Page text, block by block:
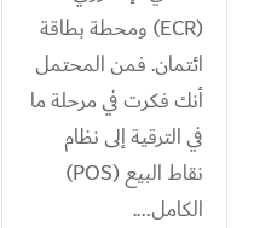
(ECR) ومحطة بطاقة
ائتمان. فمن المحتمل
أنك فكرت في مرحلة ما
في الترقية إلى نظام
نقاط البيع (POS)
الكامل....